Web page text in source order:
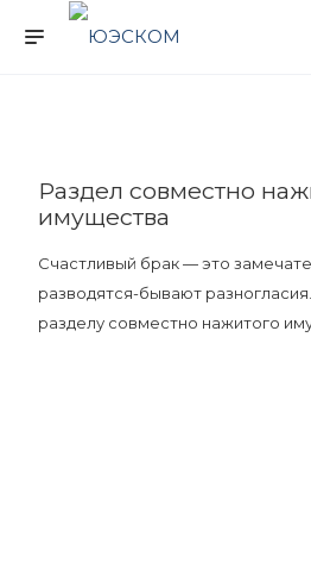
Раздел совместно
имущества
Счастливый брак — это
разводятся-бывают
разделу совместно нажитого